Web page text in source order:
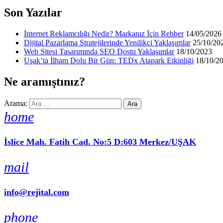
Son Yazılar
İnternet Reklamcılığı Nedir? Markanız İçin Rehber 14/05/2026
Dijital Pazarlama Stratejilerinde Yenilikçi Yaklaşımlar 25/10/
Web Sitesi Tasarımında SEO Dostu Yaklaşımlar 18/10/2023
Uşak’ta İlham Dolu Bir Gün: TEDx Atapark Etkinliği 18/10/
Ne aramıştınız?
Arama:
home
İslice Mah. Fatih Cad. No:5 D:603 Merkez/UŞAK
mail
info@rejital.com
phone